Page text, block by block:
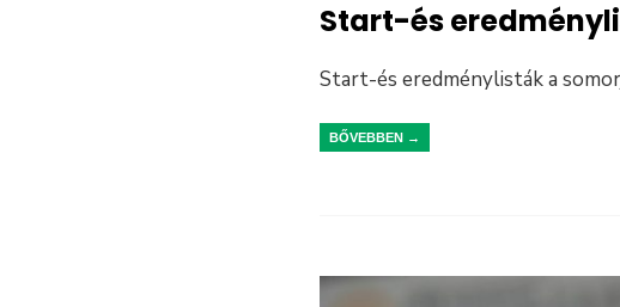
Start-és
Start-és eredménylisták a
BŐVEBBEN →